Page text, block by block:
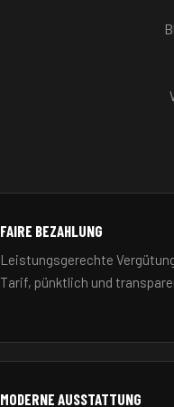
FAIRE BEZAHLUNG
Leistungsgerechte
Tarif, pünktlich und
MODERNE AUSSTATTUNG